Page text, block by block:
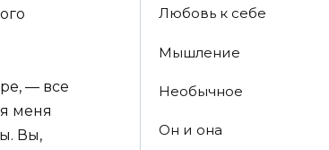
— все
меня
Вы,
Любовь к себе
Мышление
Необычное
Он и она